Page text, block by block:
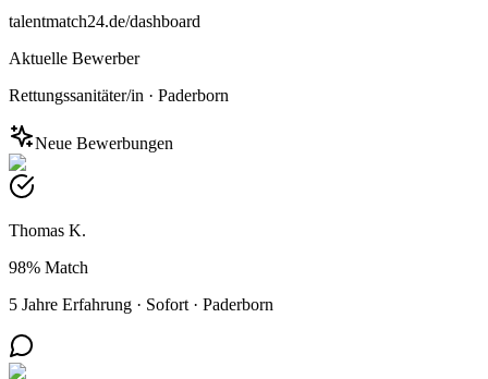
talentmatch24.de/dashboard
Aktuelle Bewerber
Rettungssanitäter/in · Paderborn
Neue Bewerbungen
Thomas K.
98% Match
5 Jahre Erfahrung · Sofort · Paderborn